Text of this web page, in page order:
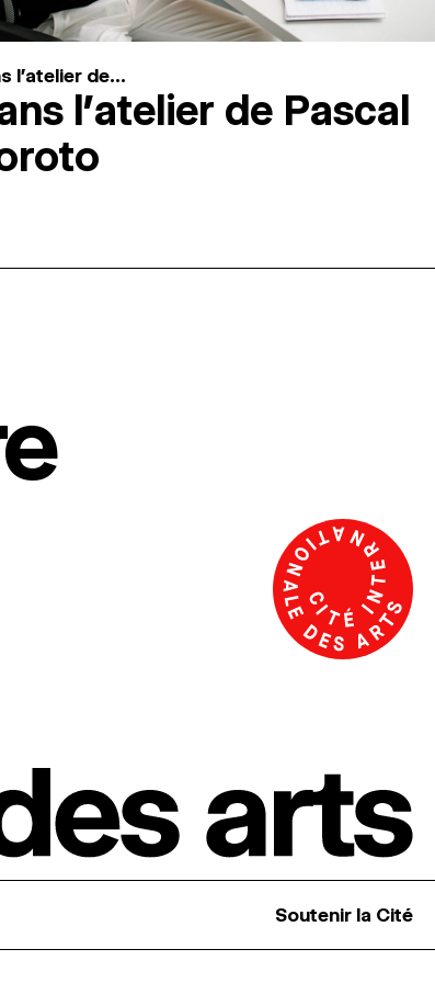
l'atelier de...
l’atelier de Pascal
Soutenir la Cité